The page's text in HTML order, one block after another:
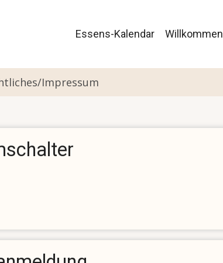
Navegación
Essens-Kalendar Willkommen
Impressum